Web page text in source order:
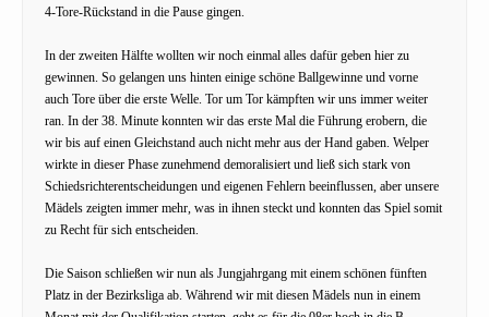
4-Tore-Rückstand in die Pause gingen.
In der zweiten Hälfte wollten wir noch einmal alles dafür geben hier zu
gewinnen. So gelangen uns hinten einige schöne Ballgewinne und vorne
auch Tore über die erste Welle. Tor um Tor kämpften wir uns immer weiter
ran. In der 38. Minute konnten wir das erste Mal die Führung erobern, die
wir bis auf einen Gleichstand auch nicht mehr aus der Hand gaben. Welper
wirkte in dieser Phase zunehmend demoralisiert und ließ sich stark von
Schiedsrichterentscheidungen und eigenen Fehlern beeinflussen, aber unsere
Mädels zeigten immer mehr, was in ihnen steckt und konnten das Spiel somit
zu Recht für sich entscheiden.
Die Saison schließen wir nun als Jungjahrgang mit einem schönen fünften
Platz in der Bezirksliga ab. Während wir mit diesen Mädels nun in einem